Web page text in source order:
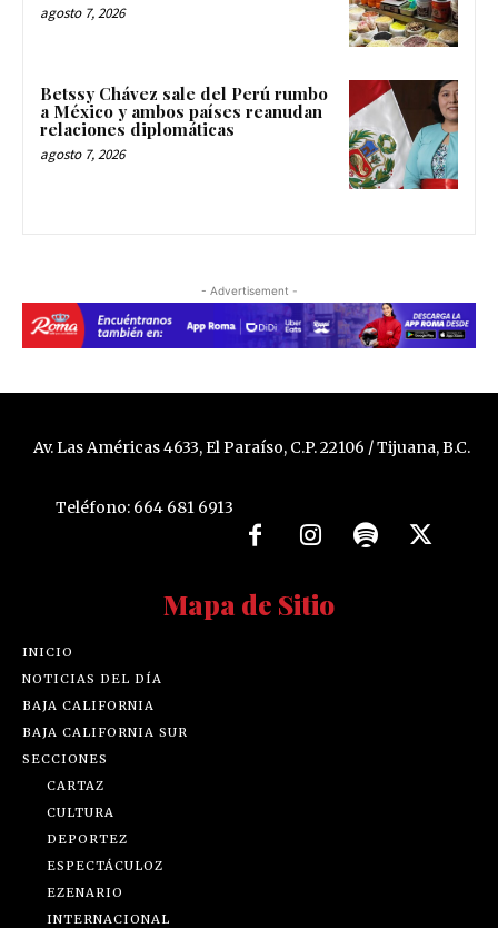
agosto 7, 2026
Betssy Chávez sale del Perú rumbo
a México y ambos países reanudan
relaciones diplomáticas
agosto 7, 2026
- Advertisement -
Av. Las Américas 4633, El Paraíso, C.P. 22106 / Tijuana, B.C.
Teléfono: 664 681 6913
Mapa de Sitio
INICIO
NOTICIAS DEL DÍA
BAJA CALIFORNIA
BAJA CALIFORNIA SUR
SECCIONES
CARTAZ
CULTURA
DEPORTEZ
ESPECTÁCULOZ
EZENARIO
INTERNACIONAL